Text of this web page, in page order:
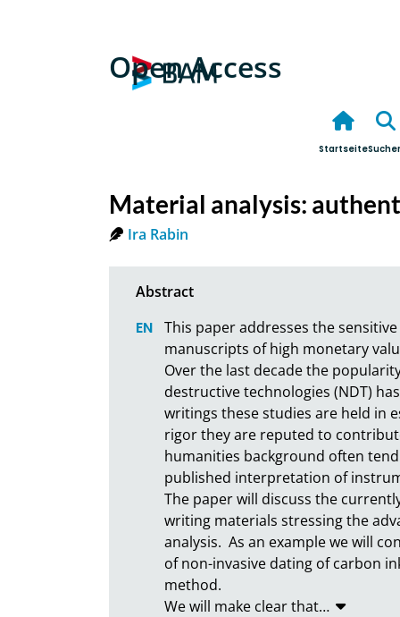
Open Access
Startseite
Material analysis:
Ira Rabin
This paper addresses the
manuscripts of high monetary
Over the last decade the
destructive technologies (NDT)
writings these studies are held in
rigor they are reputed to
humanities background often
published interpretation of
The paper will discuss the
writing materials stressing the
analysis.  As an example we will
of non-invasive dating of carbon
method.
We will make clear that…